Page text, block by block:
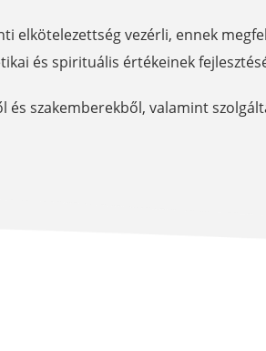
elkötelezettség vezérli, ennek
és spirituális értékeinek
és szakemberekből, valamint